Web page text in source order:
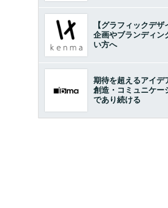
【グラフィックデ
企画やブランディン
い方へ
期待を超えるアイデ
創造・コミュニケー
であり続ける